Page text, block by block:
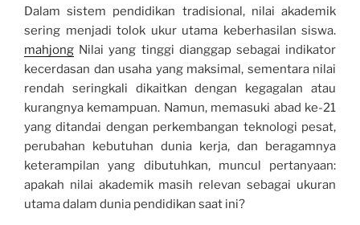
Dalam sistem pendidikan tradisional, nilai akademik
sering menjadi tolok ukur utama keberhasilan siswa.
mahjong Nilai yang tinggi dianggap sebagai indikator
kecerdasan dan usaha yang maksimal, sementara nilai
rendah seringkali dikaitkan dengan kegagalan atau
kurangnya kemampuan. Namun, memasuki abad ke-21
yang ditandai dengan perkembangan teknologi pesat,
perubahan kebutuhan dunia kerja, dan beragamnya
keterampilan yang dibutuhkan, muncul pertanyaan:
apakah nilai akademik masih relevan sebagai ukuran
utama dalam dunia pendidikan saat ini?